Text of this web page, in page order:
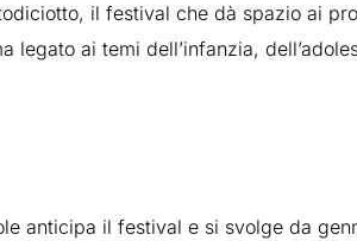
il festival che dà spazio ai
legato ai temi dell’infanzia,
anticipa il festival e si svolge da